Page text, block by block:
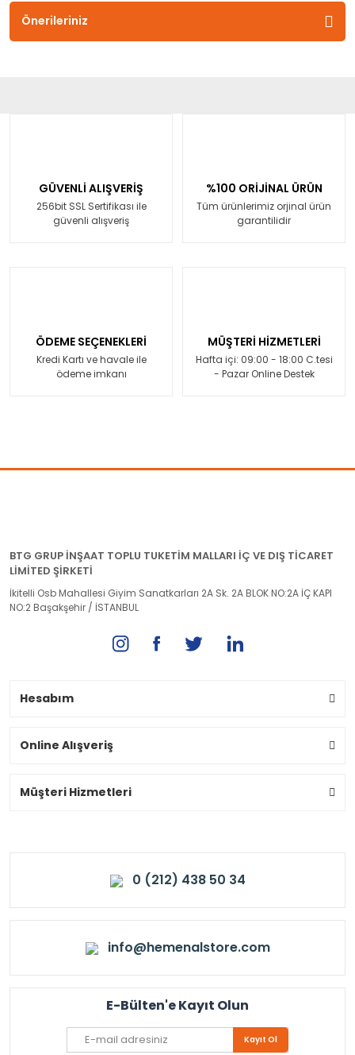
Önerileriniz
GÜVENLİ ALIŞVERİŞ
256bit SSL Sertifikası ile
güvenli alışveriş
%100 ORİJİNAL ÜRÜN
Tüm ürünlerimiz orjinal ürün
garantilidir
ÖDEME SEÇENEKLERİ
Kredi Kartı ve havale ile
ödeme imkanı
MÜŞTERİ HİZMETLERİ
Hafta içi: 09:00 - 18:00 C.tesi
- Pazar Online Destek
BTG GRUP İNŞAAT TOPLU TUKETİM MALLARI İÇ VE DIŞ TİCARET
LİMİTED ŞİRKETİ
İkitelli Osb Mahallesi Giyim Sanatkarları 2A Sk. 2A BLOK NO:2A İÇ KAPI
NO:2 Başakşehir / İSTANBUL
Hesabım
Online Alışveriş
Müşteri Hizmetleri
0 (212) 438 50 34
info@hemenalstore.com
E-Bülten'e Kayıt Olun
Kayıt Ol